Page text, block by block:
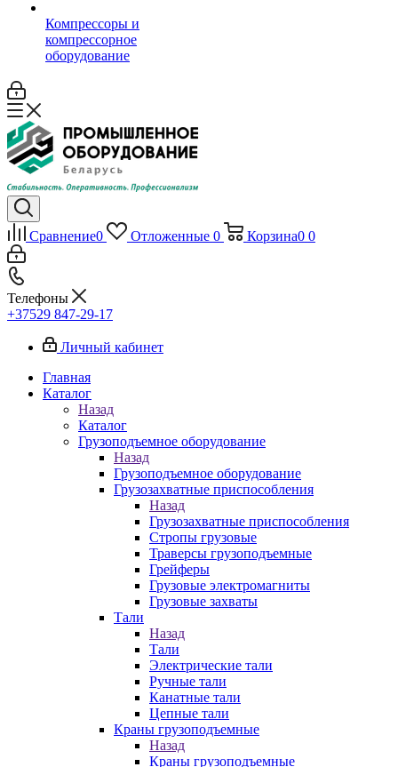
Компрессоры и
компрессорное
оборудование
Сравнение0 Отложенные 0 Корзина0 0
Телефоны
+37529 847-29-17‬
Личный кабинет
Главная
Каталог
Назад
Каталог
Грузоподъемное оборудование
Назад
Грузоподъемное оборудование
Грузозахватные приспособления
Назад
Грузозахватные приспособления
Стропы грузовые
Траверсы грузоподъемные
Грейферы
Грузовые электромагниты
Грузовые захваты
Тали
Назад
Тали
Электрические тали
Ручные тали
Канатные тали
Цепные тали
Краны грузоподъемные
Назад
Краны грузоподъемные